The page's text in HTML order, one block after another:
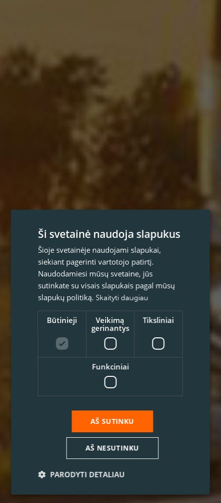
Ši svetainė naudoja slapukus
Šioje svetainėje naudojami slapukai,
siekiant pagerinti vartotojo patirtį.
Naudodamiesi mūsų svetaine, jūs
sutinkate su visais slapukais pagal mūsų
slapukų politiką. Skaityti daugiau
Būtinieji
Veikimą
gerinantys
Tiksliniai
Funkciniai
AŠ SUTINKU
AŠ NESUTINKU
PARODYTI DETALIAU